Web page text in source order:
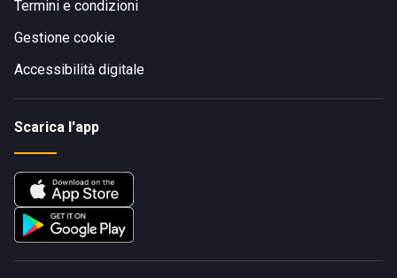
Termini e condizioni
Gestione cookie
Accessibilità digitale
Scarica l'app